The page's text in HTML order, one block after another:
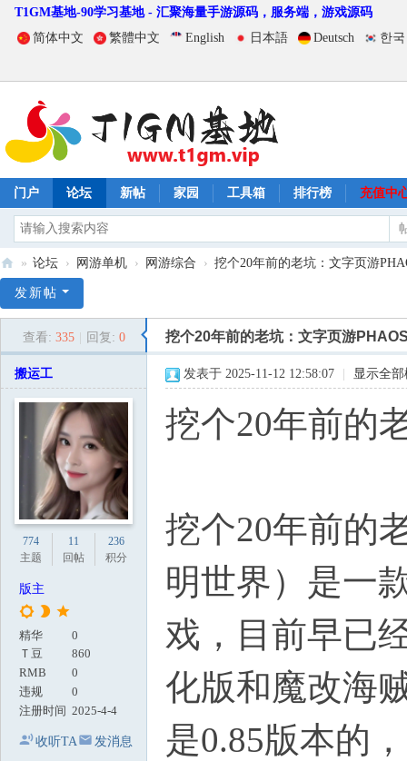
T1GM基地-90学习基地 - 汇聚海量手游源码，服务端，游戏源码
简体中文
繁體中文 English 日本語 Deutsch 한
门户 论坛 新帖 家园 工具箱 排行榜 充值中
1
» 论坛 › 网游单机 › 网游综合 › 挖个20年前的老坑：文字页游
发新帖
查看: 335 回复: 0 挖个20年前的老坑：文字页游
搬运工
774
主题
11
回帖
236
积分
版主
精华
0
Ｔ豆
860
RMB
0
违规
0
注册时间 2025-4-4
收听TA 发消息
发表于 2025-11-12 12:58:07 显示全
挖个20年前的
挖个20年前的
明世界）是一
戏，目前早已
化版和魔改海
是0.85版本的